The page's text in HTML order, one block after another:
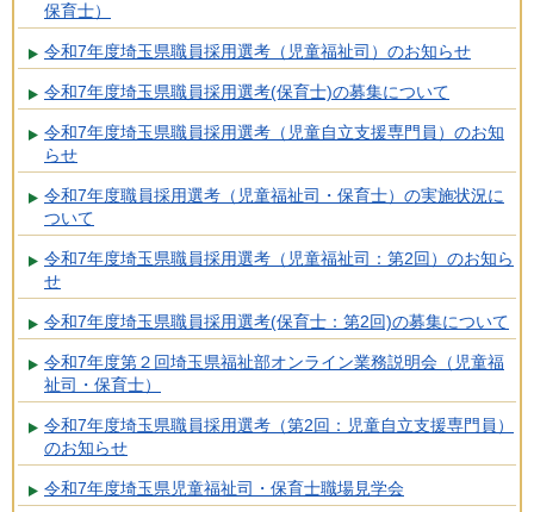
保育士）
令和7年度埼玉県職員採用選考（児童福祉司）のお知らせ
令和7年度埼玉県職員採用選考(保育士)の募集について
令和7年度埼玉県職員採用選考（児童自立支援専門員）のお知
らせ
令和7年度職員採用選考（児童福祉司・保育士）の実施状況に
ついて
令和7年度埼玉県職員採用選考（児童福祉司：第2回）のお知ら
せ
令和7年度埼玉県職員採用選考(保育士：第2回)の募集について
令和7年度第２回埼玉県福祉部オンライン業務説明会（児童福
祉司・保育士）
令和7年度埼玉県職員採用選考（第2回：児童自立支援専門員）
のお知らせ
令和7年度埼玉県児童福祉司・保育士職場見学会